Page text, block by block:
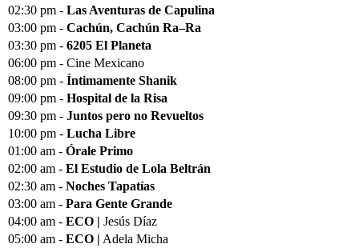
02:30 pm - Las Aventuras de Capulina
03:00 pm - Cachún, Cachún Ra–Ra
03:30 pm - 6205 El Planeta
06:00 pm - Cine Mexicano
08:00 pm - Íntimamente Shanik
09:00 pm - Hospital de la Risa
09:30 pm - Juntos pero no Revueltos
10:00 pm - Lucha Libre
01:00 am - Órale Primo
02:00 am - El Estudio de Lola Beltrán
02:30 am - Noches Tapatías
03:00 am - Para Gente Grande
04:00 am - ECO | Jesús Díaz
05:00 am - ECO | Adela Micha